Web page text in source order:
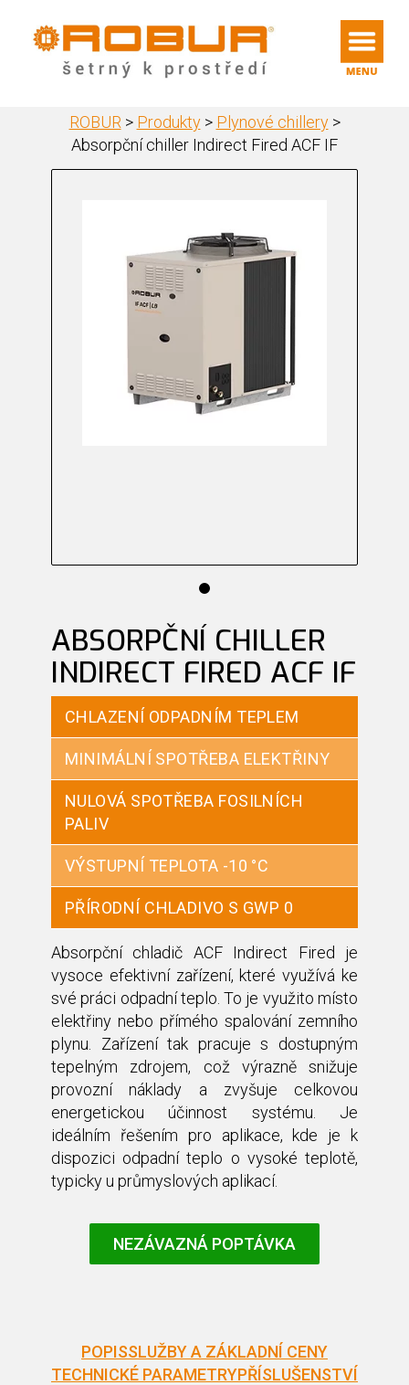
ROBUR > Produkty > Plynové chillery >
Absorpční chiller Indirect Fired ACF IF
ABSORPČNÍ CHILLER
INDIRECT FIRED ACF IF
CHLAZENÍ ODPADNÍM TEPLEM
MINIMÁLNÍ SPOTŘEBA ELEKTŘINY
NULOVÁ SPOTŘEBA FOSILNÍCH
PALIV
VÝSTUPNÍ TEPLOTA -10 °C
PŘÍRODNÍ CHLADIVO S GWP 0
Absorpční chladič ACF Indirect Fired je
vysoce efektivní zařízení, které využívá ke
své práci odpadní teplo. To je využito místo
elektřiny nebo přímého spalování zemního
plynu. Zařízení tak pracuje s dostupným
tepelným zdrojem, což výrazně snižuje
provozní náklady a zvyšuje celkovou
energetickou účinnost systému. Je
ideálním řešením pro aplikace, kde je k
dispozici odpadní teplo o vysoké teplotě,
typicky u průmyslových aplikací.
NEZÁVAZNÁ POPTÁVKA
POPISSLUŽBY A ZÁKLADNÍ CENY
TECHNICKÉ PARAMETRYPŘÍSLUŠENSTVÍ